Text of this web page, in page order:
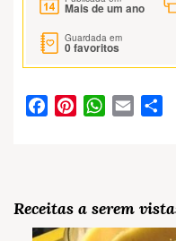
Mais de um ano
Guardada em
0favoritos
FacebookPinterestWhatsApp
Email
Receitas a serem